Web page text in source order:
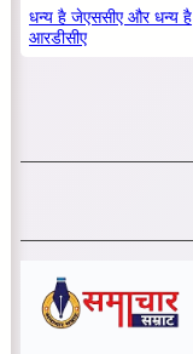
धन्य है जेएससीए और धन्य है
आरडीसीए